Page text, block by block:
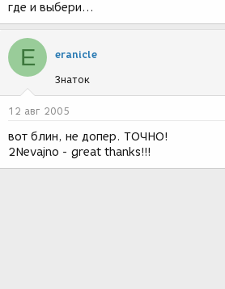
где и выбери...
E eranicle
Знаток
12 авг 2005
вот блин, не допер. ТОЧНО!
2Nevajno - great thanks!!!